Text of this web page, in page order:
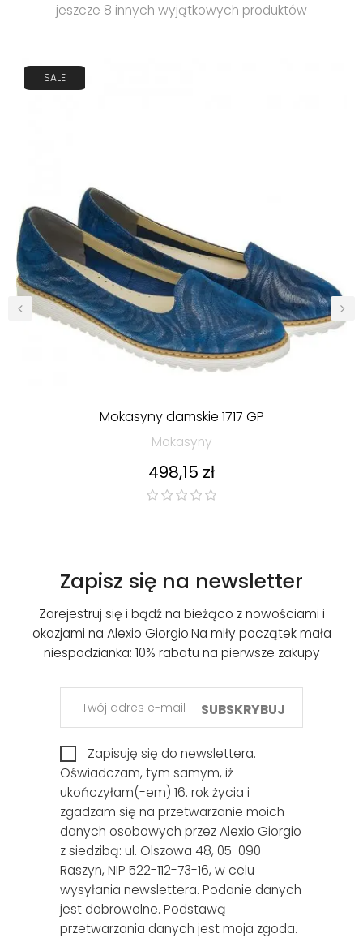
jeszcze 8 innych wyjątkowych produktów
SALE
Mokasyny damskie 1717 GP
Mokasyny
Cena
498,15 zł
›
Zapisz się na newsletter
Zarejestruj się i bądź na bieżąco z nowościami i
okazjami na Alexio Giorgio.Na miły początek mała
niespodzianka: 10% rabatu na pierwsze zakupy
SUBSKRYBUJ
Zapisuję się do newslettera.
Oświadczam, tym samym, iż
ukończyłam(-em) 16. rok życia i
zgadzam się na przetwarzanie moich
danych osobowych przez Alexio Giorgio
z siedzibą: ul. Olszowa 48, 05-090
Raszyn, NIP 522-112-73-16, w celu
wysyłania newslettera. Podanie danych
jest dobrowolne. Podstawą
przetwarzania danych jest moja zgoda.